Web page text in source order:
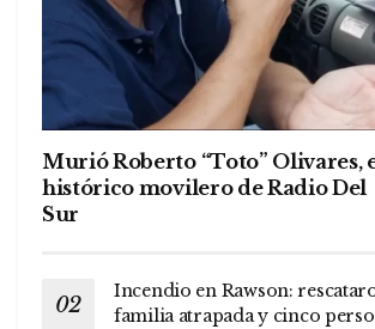
Murió Roberto “Toto” Olivares,
histórico movilero de Radio Del
Sur
Incendio en Rawson:
familia atrapada y cinco